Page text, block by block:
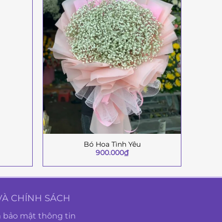
Bó Hoa Tình Yêu
900.000₫
CHÍNH SÁCH
bảo mật thông tin